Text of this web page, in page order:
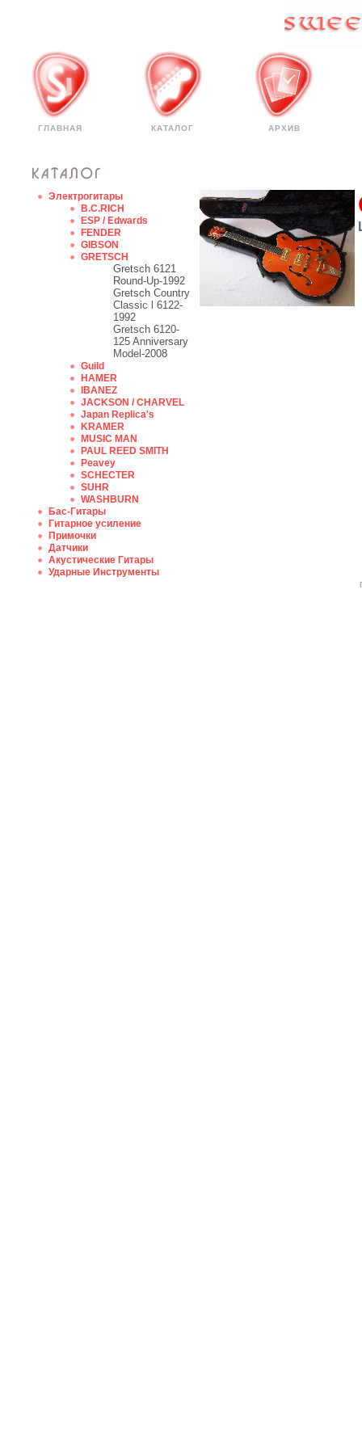
ГЛАВНАЯ КАТАЛОГ АРХИВ
Электрогитары
B.C.RICH
ESP / Edwards
FENDER
GIBSON
GRETSCH
Gretsch 6121
Round-Up-1992
Gretsch Country
Classic l 6122-
1992
Gretsch 6120-
125 Anniversary
Model-2008
Guild
HAMER
IBANEZ
JACKSON / CHARVEL
Japan Replica's
KRAMER
MUSIC MAN
PAUL REED SMITH
Peavey
SCHECTER
SUHR
WASHBURN
Бас-Гитары
Гитарное усиление
Примочки
Датчики
Акустические Гитары
Ударные Инструменты